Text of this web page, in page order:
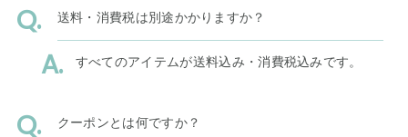
送料・消費税は別途かかりますか？
すべてのアイテムが送料込み・消費税込みです。
クーポンとは何ですか？